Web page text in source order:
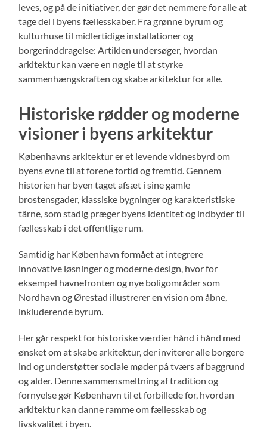
leves, og på de initiativer, der gør det nemmere for alle at
tage del i byens fællesskaber. Fra grønne byrum og
kulturhuse til midlertidige installationer og
borgerinddragelse: Artiklen undersøger, hvordan
arkitektur kan være en nøgle til at styrke
sammenhængskraften og skabe arkitektur for alle.
Historiske rødder og moderne
visioner i byens arkitektur
Københavns arkitektur er et levende vidnesbyrd om
byens evne til at forene fortid og fremtid. Gennem
historien har byen taget afsæt i sine gamle
brostensgader, klassiske bygninger og karakteristiske
tårne, som stadig præger byens identitet og indbyder til
fællesskab i det offentlige rum.
Samtidig har København formået at integrere
innovative løsninger og moderne design, hvor for
eksempel havnefronten og nye boligområder som
Nordhavn og Ørestad illustrerer en vision om åbne,
inkluderende byrum.
Her går respekt for historiske værdier hånd i hånd med
ønsket om at skabe arkitektur, der inviterer alle borgere
ind og understøtter sociale møder på tværs af baggrund
og alder. Denne sammensmeltning af tradition og
fornyelse gør København til et forbillede for, hvordan
arkitektur kan danne ramme om fællesskab og
livskvalitet i byen.